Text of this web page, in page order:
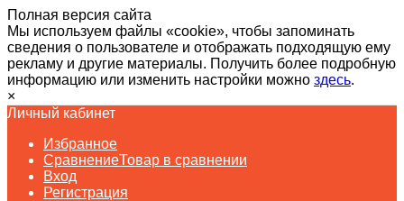
Полная версия сайта
Мы используем файлы «cookie», чтобы запоминать
сведения о пользователе и отображать подходящую ему
рекламу и другие материалы. Получить более подробную
информацию или изменить настройки можно здесь.
×
Личный кабинет
Избранное
СравнениеТовар в сравнении
Вход
Регистрация